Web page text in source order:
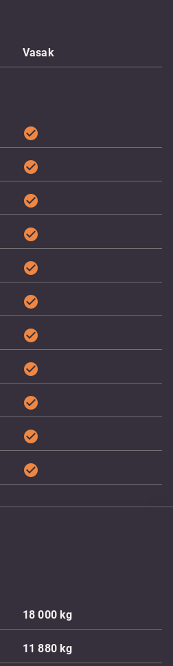
Vasak
check_circle
check_circle
check_circle
check_circle
check_circle
check_circle
check_circle
check_circle
check_circle
check_circle
check_circle
18 000kg
11 880kg